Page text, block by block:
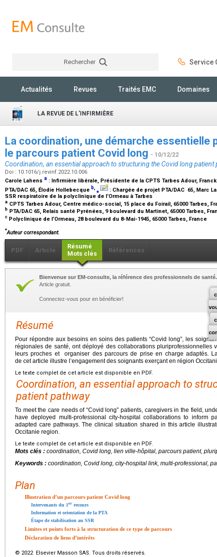
Rechercher Service
Actualités Revues Traités EMC Domaines
LA REVUE DE L'INFIRMIÈRE
La coordination, une démarche essentielle
le parcours patient Covid long - 10/12/22
Coordination, an essential approach to structuring the Covid long patient
Doi : 10.1016/j.revinf.2022.10.006
Carole Lahens a : Infirmière libérale, Présidente de la CPTS Tarbes Adour,
PTA/DAC 65, Élodie Hollebecque b ⁎ : Chargée de projet PTA/DAC 65, Marc
SSR respiratoire de la polyclinique de l’Ormeau à Tarbes
a CPTS Tarbes Adour, Centre médico-social, 15 place du Foirail, 65000 Tarbes,
b PTA/DAC 65, Relais santé Pyrénées, 9 boulevard du Martinet, 65000 Tarbes,
c Polyclinique de l’Ormeau, 28 boulevard du 8-Mai-1945, 65000 Tarbes, France
*Auteur correspondant.
PDF Article
Résumé
Mots clés
Références
Bienvenue sur EM-consulte, la référence des professionnels de santé.
Article gratuit.
Connectez-vous pour en bénéficier!
Résumé
Pour répondre aux besoins en soins des patients “Covid long”, les
régionales de santé, ont déployé des collaborations pluriprofessionnelles
leurs proches et organiser des parcours de prise en charge adaptés.
de cet article illustre l’engagement des soignants exerçant en région
Le texte complet de cet article est disponible en PDF.
Coordination, an essential approach to
patient pathway
To meet the care needs of “Covid long” patients, caregivers in the field,
have deployed multi-professional city-hospital collaborations to inform
adapted care pathways. The clinical situation shared in this article
Occitanie region.
Le texte complet de cet article est disponible en PDF.
Mots clés : coordination, Covid long, lien ville-hôpital, parcours patient,
Keywords : coordination, Covid long, city-hospital link, multi-professional,
Plan
Illustration d’un parcours patient Covid long
Intervenants du 1er recours
Information et orientation de la PTA
Étape de stabilisation au SSR
Limites et points forts à la structuration de ce type de parcours
Déclaration de liens d’intérêts
© 2022 Elsevier Masson SAS. Tous droits réservés.